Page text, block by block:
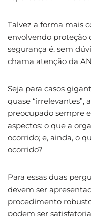
Talvez a forma mais
envolvendo proteção
segurança é, sem
chama atenção da
Seja para casos
quase “irrelevantes”,
preocupado sempre
aspectos: o que a
ocorrido; e, ainda, o
ocorrido?
Para essas duas
devem ser
procedimento
podem ser